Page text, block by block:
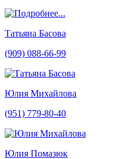
Татьяна Басова
(909) 088-66-99
Юлия Михайлова
(951) 779-80-40
Юлия Помазюк